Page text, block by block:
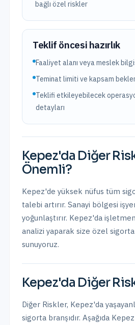
bağlı özel riskler
Teklif öncesi hazırlık
Faaliyet alanı veya meslek
Teminat limiti ve kapsam
Teklifi etkileyebilecek
detayları
Kepez'da Diğer
Önemli?
Kepez'de yüksek nüfus tüm
talebi artırır. Sanayi bölgesi
yoğunlaştırır. Kepez'da
analizi yaparak size özel
sunuyoruz.
Kepez'da Diğer
Diğer Riskler, Kepez'da
sigorta branşıdır. Aşağıda Kepez